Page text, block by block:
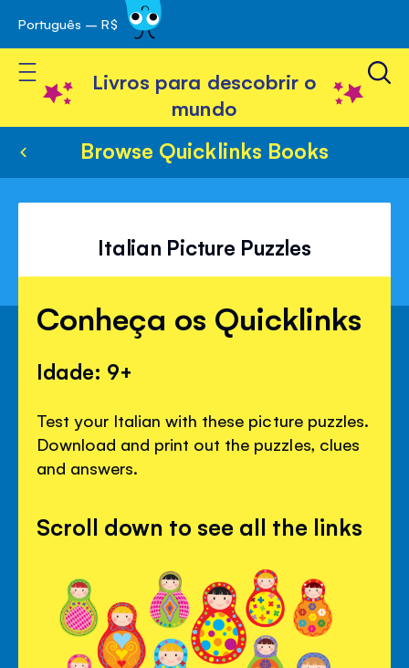
Skip
to
Content
Português – R$
Toggle Nav
Livros para descobrir o
mundo
Browse Quicklinks Books
Italian Picture Puzzles
Conheça os Quicklinks
Idade: 9+
Test your Italian with these picture puzzles.
Download and print out the puzzles, clues
and answers.
Scroll down to see all the links